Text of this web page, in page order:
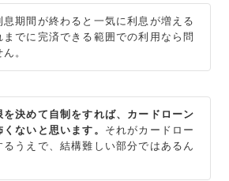
息期間が終わると一気に利息が増える
までに完済できる範囲での利用なら問
。
を決めて自制をすれば、カードローン
ないと思います。 それがカードロー
るうえで、結構難しい部分ではあるん